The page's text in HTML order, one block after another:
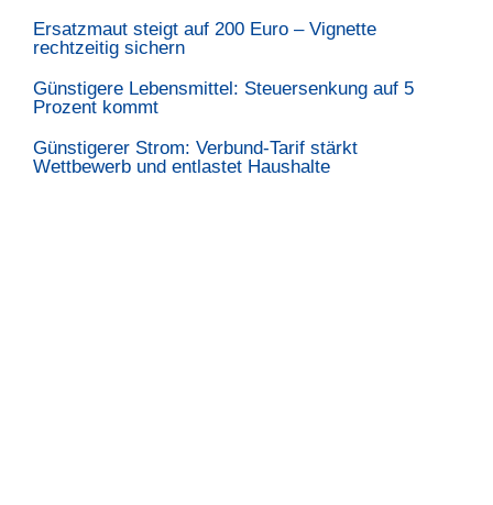
Ersatzmaut steigt auf 200 Euro – Vignette
rechtzeitig sichern
Günstigere Lebensmittel: Steuersenkung auf 5
Prozent kommt
Günstigerer Strom: Verbund-Tarif stärkt
Wettbewerb und entlastet Haushalte